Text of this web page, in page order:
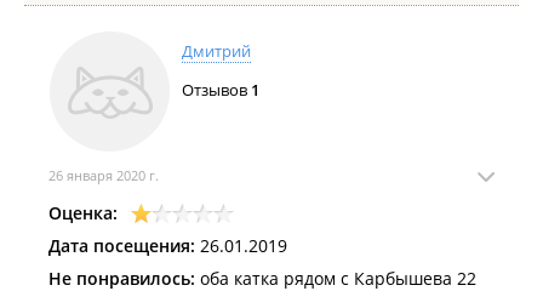
Дмитрий
Отзывов 1
26 января 2020 г.
Оценка:
Дата посещения: 26.01.2019
Не понравилось: оба катка рядом с Карбышева 22